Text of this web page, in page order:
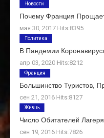
Почему Франция
мая 30, 2017 Hits:8395
Новости
В Пандемии
апр 03, 2020 Hits:8212
Политика
Большинство Туристов,
сен 21, 2016 Hits:8127
Франция
Число Обитателей
сен 19, 2016 Hits:7826
Жизнь